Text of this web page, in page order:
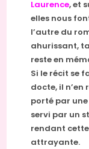
Laurence, et
elles nous
l’autre du
ahurissant,
reste en
Si le récit se
docte, il
porté par
servi par un
rendant
attrayante.